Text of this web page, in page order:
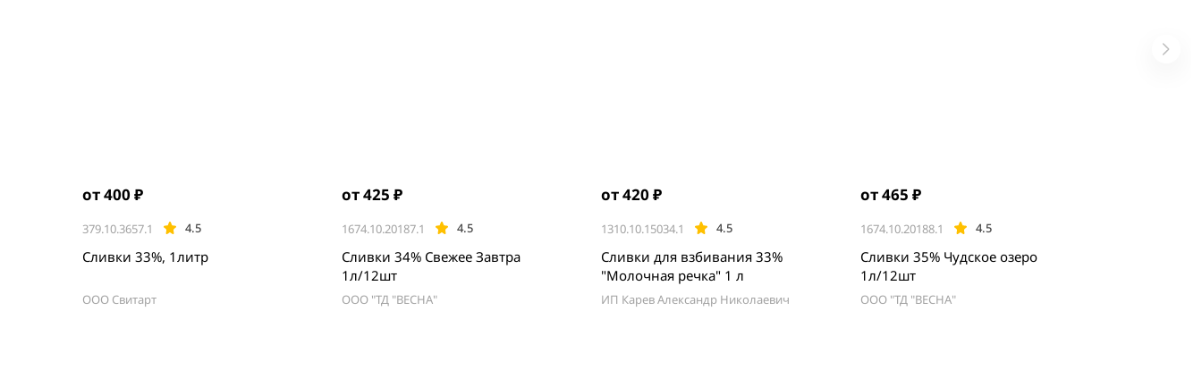
от 400 ₽
379.10.3657.1 4.5
Сливки 33%, 1литр
ООО Свитарт
от 425 ₽
1674.10.20187.1 4.5
Сливки 34% Свежее Завтра
1л/12шт
ООО "ТД "ВЕСНА"
от 420 ₽
1310.10.15034.1 4.5
Сливки для взбивания 33%
"Молочная речка" 1 л
ИП Карев Александр Николаевич
от 465 ₽
1674.10.20188.1 4.5
Сливки 35% Чудское озеро
1л/12шт
ООО "ТД "ВЕСНА"